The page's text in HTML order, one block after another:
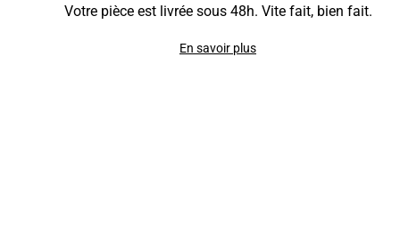
Votre pièce est livrée sous 48h. Vite fait, bien fait.
En savoir plus